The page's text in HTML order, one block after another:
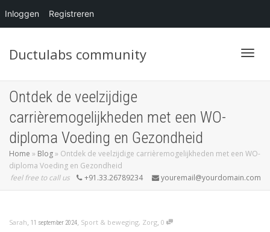
Inloggen Registreren
Ductulabs community
Ontdek de veelzijdige
carrièremogelijkheden met een WO-
diploma Voeding en Gezondheid
Home » Blog» Ontdek de veelzijdige carrièremogelijkheden met een WO-
diploma Voeding en Gezondheid
feel free to call us
+91.33.26789234 youremail@yourdomain.com
Sarah, 11 september 2024, Sport & beweging, Zorg, 0